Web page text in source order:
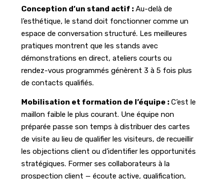
Conception d’un stand actif :Au-delà de
l’esthétique, le stand doit fonctionner comme un
espace de conversation structuré. Les meilleures
pratiques montrent que les stands avec
démonstrations en direct, ateliers courts ou
rendez-vous programmés génèrent 3 à 5 fois plus
de contacts qualifiés.
Mobilisation et formation de l’équipe :C’est le
maillon faible le plus courant. Une équipe non
préparée passe son temps à distribuer des cartes
de visite au lieu de qualifier les visiteurs, de recueillir
les objections client ou d’identifier les opportunités
stratégiques. Former ses collaborateurs à la
prospection client — écoute active, qualification,